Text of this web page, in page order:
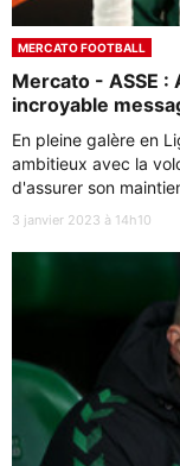
MERCATO FOOTBALL
Mercato - ASSE :
incroyable
En pleine galère en
ambitieux avec la
d'assurer son
3 janvier 2023 à 14h10